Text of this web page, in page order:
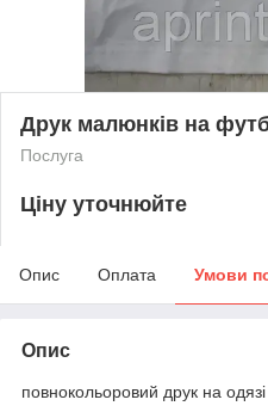
Друк малюнків на
Послуга
Ціну уточнюйте
Опис Оплата Умови
Опис
повнокольоровий друк на одязі